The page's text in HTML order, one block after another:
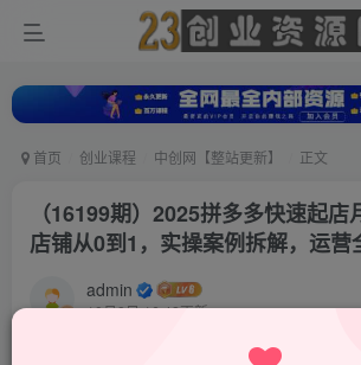
首页 创业课程 中创网【整站更新】 正文
（16199期）2025拼多多快速起店
店铺从0到1，实操案例拆解，运营
admin
10月8日 16:42更新